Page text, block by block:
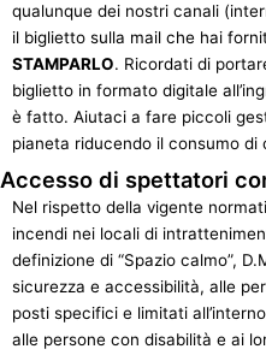
qualunque dei nostri canali
il biglietto sulla mail che hai
STAMPARLO. Ricordati di
biglietto in formato digitale
è fatto. Aiutaci a fare piccoli
pianeta riducendo il consumo di
Accesso di spettatori
Nel rispetto della vigente
incendi nei locali di
definizione di “Spazio calmo”,
sicurezza e accessibilità, alle
posti specifici e limitati
alle persone con disabilità e ai